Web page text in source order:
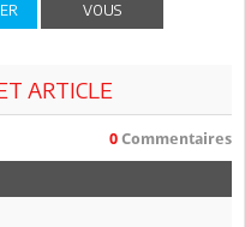
VOUS
ARTICLE
0 Commentaires